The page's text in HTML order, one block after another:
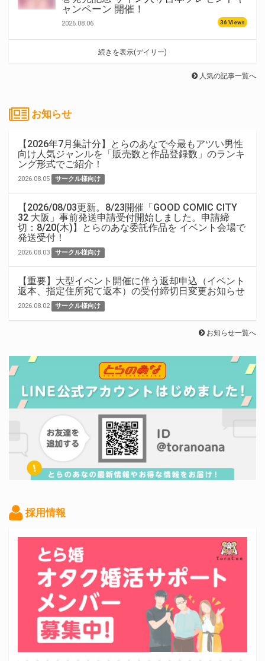
ャンペーン 開催！
2026.08.06 36 Views
続きを表示(デイリー)
人気の記事一覧へ
お知らせ
【2026年7月集計分】とらのあなで今最もアツい男性
向け人気ジャンルを「販売数と作品登録数」のランキ
ング形式でご紹介！
2026.08.05 サークル様向け
【2026/08/03更新。8/23開催「GOOD COMIC CITY
32 大阪」事前発送申請受付開始しました。申請締
切：8/20(木)】とらのあな委託作品を イベント会場で
発送受付！
2026.08.03 サークル様向け
【重要】大型イベント開催に伴う返却申込（イベント
返本、指定住所宛て返本）の受付締切日変更お知らせ
2026.08.02 サークル様向け
お知らせ一覧へ
採用情報